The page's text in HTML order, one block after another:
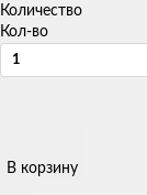
Количество
Кол-во
В корзину